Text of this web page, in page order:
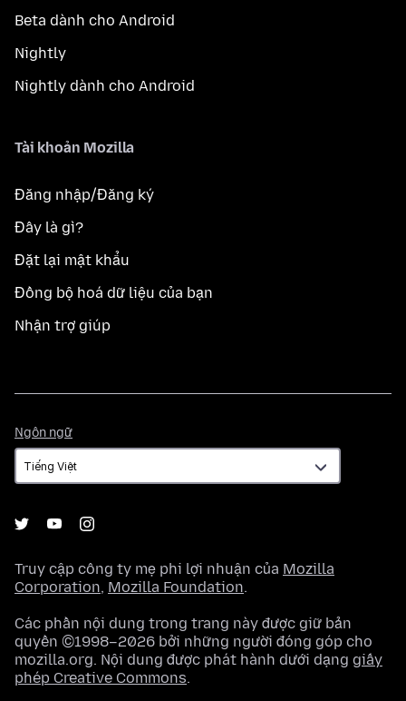
Beta dành cho Android
Nightly
Nightly dành cho Android
Tài khoản Mozilla
Đăng nhập/Đăng ký
Đây là gì?
Đặt lại mật khẩu
Đồng bộ hoá dữ liệu của bạn
Nhận trợ giúp
Ngôn ngữ
ngữ
Truy cập công ty mẹ phi lợi nhuận của Mozilla
Corporation, Mozilla Foundation.
Các phần nội dung trong trang này được giữ bản
quyền ©1998–2026 bởi những người đóng góp cho
mozilla.org. Nội dung được phát hành dưới dạng giấy
phép Creative Commons.